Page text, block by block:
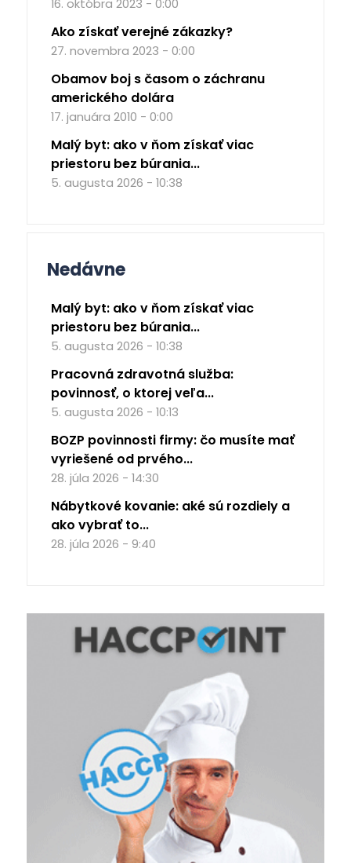
16. októbra 2023 - 0:00
Ako získať verejné zákazky?
27. novembra 2023 - 0:00
Obamov boj s časom o záchranu
amerického dolára
17. januára 2010 - 0:00
Malý byt: ako v ňom získať viac
priestoru bez búrania...
5. augusta 2026 - 10:38
Nedávne
Malý byt: ako v ňom získať viac
priestoru bez búrania...
5. augusta 2026 - 10:38
Pracovná zdravotná služba:
povinnosť, o ktorej veľa...
5. augusta 2026 - 10:13
BOZP povinnosti firmy: čo musíte mať
vyriešené od prvého...
28. júla 2026 - 14:30
Nábytkové kovanie: aké sú rozdiely a
ako vybrať to...
28. júla 2026 - 9:40